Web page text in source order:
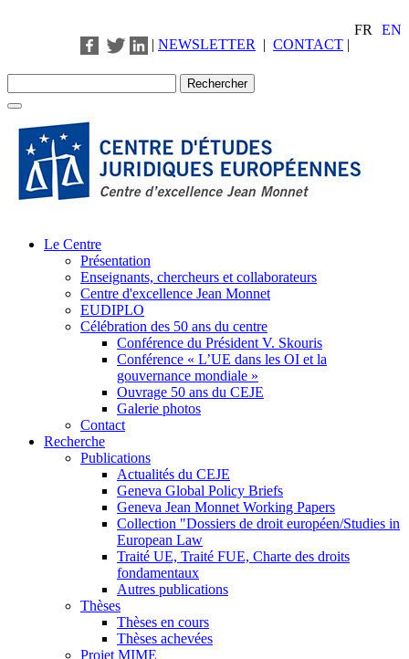
FR
EN
| NEWSLETTER | CONTACT |
Le Centre
Présentation
Enseignants, chercheurs et collaborateurs
Centre d'excellence Jean Monnet
EUDIPLO
Célébration des 50 ans du centre
Conférence du Président V. Skouris
Conférence « L’UE dans les OI et la
gouvernance mondiale »
Ouvrage 50 ans du CEJE
Galerie photos
Contact
Recherche
Publications
Actualités du CEJE
Geneva Global Policy Briefs
Geneva Jean Monnet Working Papers
Collection "Dossiers de droit européen/Studies in
European Law
Traité UE, Traité FUE, Charte des droits
fondamentaux
Autres publications
Thèses
Thèses en cours
Thèses achevées
Projet MIME